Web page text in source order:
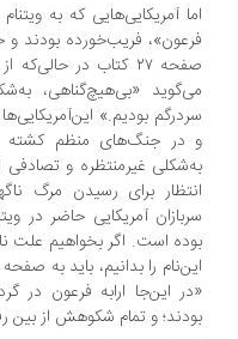
آمریکایی‌هایی که به ویتنام
فریب‌خورده بودند و خود نیز
صفحه ۲۷ کتاب در حالی‌که از
«بی‌هیچ‌گناهی، به‌شکلی
بودیم.» این‌آمریکایی‌ها
جنگ‌های منظم کشته
غیرمنتظره و تصادفی از
برای رسیدن مرگ ناگهانی و
آمریکایی حاضر در ویتنام
است. اگر بخواهیم علت
این‌نام
این‌جا ارابه فرعون در گرداب
و تمام شکوهش از بین رفته